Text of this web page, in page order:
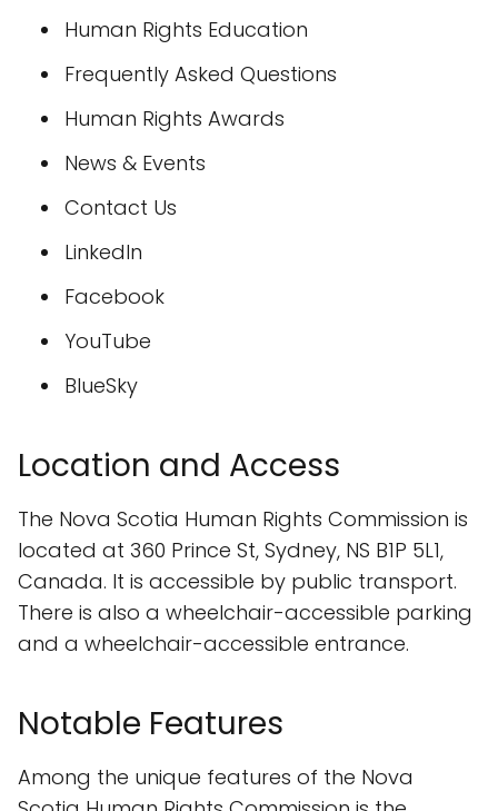
Human Rights Education
Frequently Asked Questions
Human Rights Awards
News & Events
Contact Us
LinkedIn
Facebook
YouTube
BlueSky
Location and Access
The Nova Scotia Human Rights Commission is
located at 360 Prince St, Sydney, NS B1P 5L1,
Canada. It is accessible by public transport.
There is also a wheelchair-accessible parking
and a wheelchair-accessible entrance.
Notable Features
Among the unique features of the Nova